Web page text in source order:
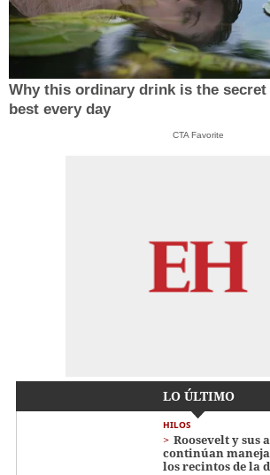
Why this ordinary drink is the
best every day
CTA Favorite
LO ÚLTIMO
HILOS
Roosevelt y sus
continúan
los recintos de la